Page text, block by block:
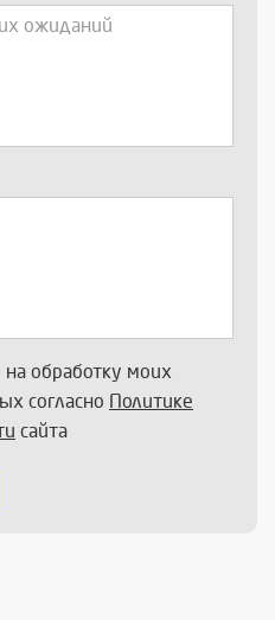
на обработку моих
согласно Политике
сайта